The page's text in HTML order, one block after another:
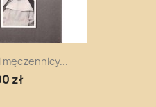
męczennicy...
zł